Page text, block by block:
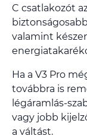
C csatlakozót
valamint
Ha a V3 Pro
továbbra is
légáramlás-
vagy jobb
a váltást.